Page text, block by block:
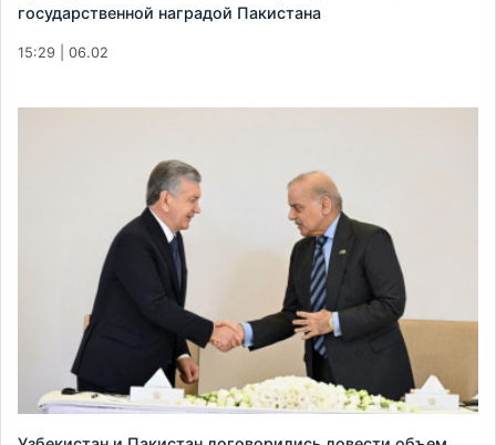
государственной наградой Пакистана
15:29 | 06.02